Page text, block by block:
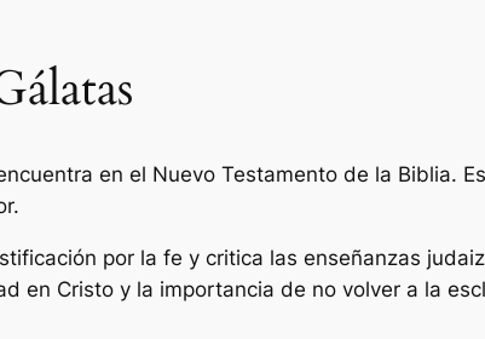
en el Nuevo Testamento de la Biblia.
por la fe y critica las enseñanzas
en Cristo y la importancia de no volver a la